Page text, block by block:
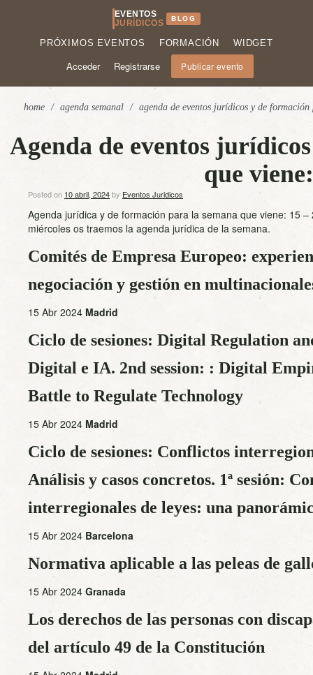
EVENTOS
JURÍDICOS
BLOG
PRÓXIMOS EVENTOS FORMACIÓN WIDGET
Acceder Registrarse Publicar evento
home / agenda semanal / agenda de eventos jurídicos y de
Agenda de eventos
que
Posted on 10 abril, 2024by Eventos Juridicos
Agenda jurídica y de formación para la semana que viene: 15
miércoles os traemos la agenda jurídica de la semana.
Comités de Empresa Europeo:
negociación y gestión en
15 Abr 2024 Madrid
Ciclo de sesiones: Digital Regulation
Digital e IA. 2nd session: : Digital
Battle to Regulate Technology
15 Abr 2024 Madrid
Ciclo de sesiones: Conflictos
Análisis y casos concretos. 1ª sesión:
interregionales de leyes: una
15 Abr 2024 Barcelona
Normativa aplicable a las peleas de
15 Abr 2024 Granada
Los derechos de las personas con
del artículo 49 de la Constitución